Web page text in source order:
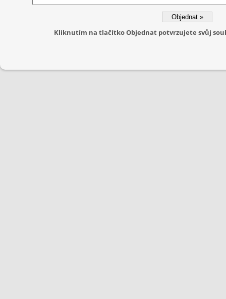
Kliknutím na tlačítko Objednat potvrzujete svůj